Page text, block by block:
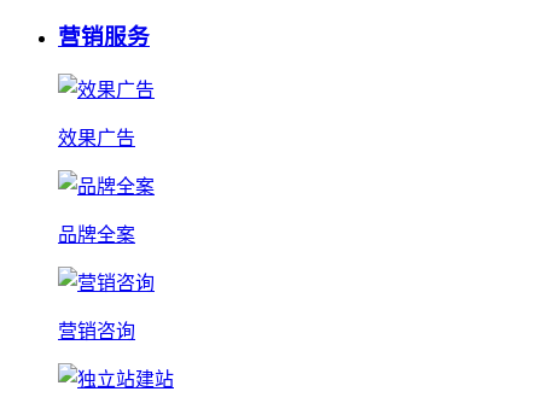
营销服务
效果广告
品牌全案
营销咨询